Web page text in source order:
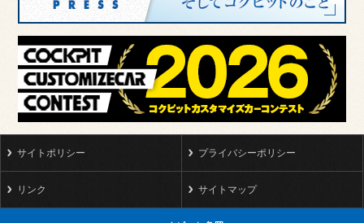
サイトポリシー プライバシーポリシー
リンク サイトマップ